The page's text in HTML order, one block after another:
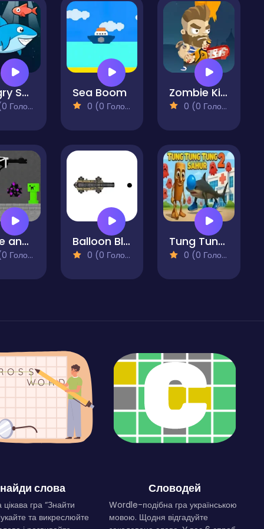
Hungry Shark Sea Boom
0 (0 Голосів)
Zombie Killers
0 (0 Голосів)
Steve and Alex Dragon Egg Balloon Blast
0 (0 Голосів)
Tung Tung Tung Sahur 2
0 (0 Голосів)
слова
гра “Знайти
та викреслюйте
Словодей
Wordle-подібна гра українською
мовою. Щодня відгадуйте